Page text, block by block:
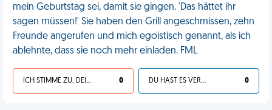
mein Geburtstag sei, damit sie gingen. 'Das hättet ihr
sagen müssen!' Sie haben den Grill angeschmissen, zehn
Freunde angerufen und mich egoistisch genannt, als ich
ablehnte, dass sie noch mehr einladen. FML
ICH STIMME ZU, DEIN LEBEN IST SCHEISSE 0 DU HAST ES VERDIENT 0